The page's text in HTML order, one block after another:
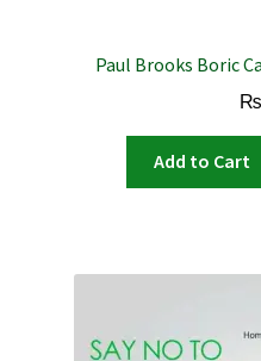
Paul Brooks Boric
₨
Add to Cart